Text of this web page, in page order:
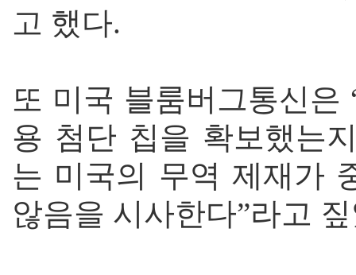
고 했다.
또 미국 블룸버그통신
용 첨단 칩을 확보했는
는 미국의 무역 제재가
않음을 시사한다”라고